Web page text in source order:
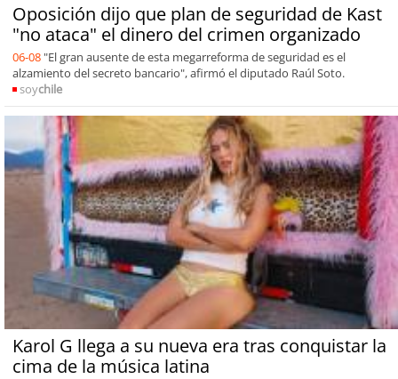
Oposición dijo que plan de seguridad de Kast
"no ataca" el dinero del crimen organizado
06-08 "El gran ausente de esta megarreforma de seguridad es el
alzamiento del secreto bancario", afirmó el diputado Raúl Soto.
soychile
Karol G llega a su nueva era tras conquistar la
cima de la música latina